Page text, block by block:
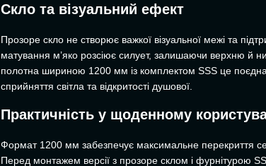
Скло та візуальний ефект
Прозоре скло не створює важкої візуальної межі та
матування м’яко розсіює силует, залишаючи верхню й
полотна шириною 1200 мм із комплектом SSS це
сприйняття світла та відкритості душової.
Практичність у щоденному
Формат 1200 мм забезпечує максимальне перекриття
Перед монтажем версії з прозоре склом і фурнітурою